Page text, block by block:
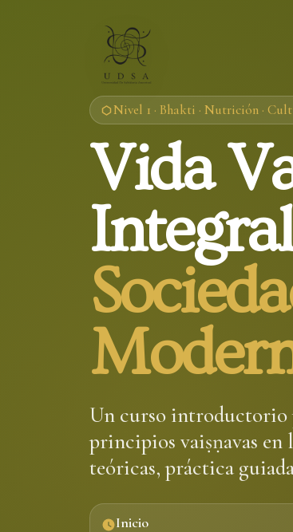
Nivel 1 · Bhakti · Nutrición ·
Vida
Un curso introductorio
principios vaiṣṇavas en
teóricas, práctica
Inicio